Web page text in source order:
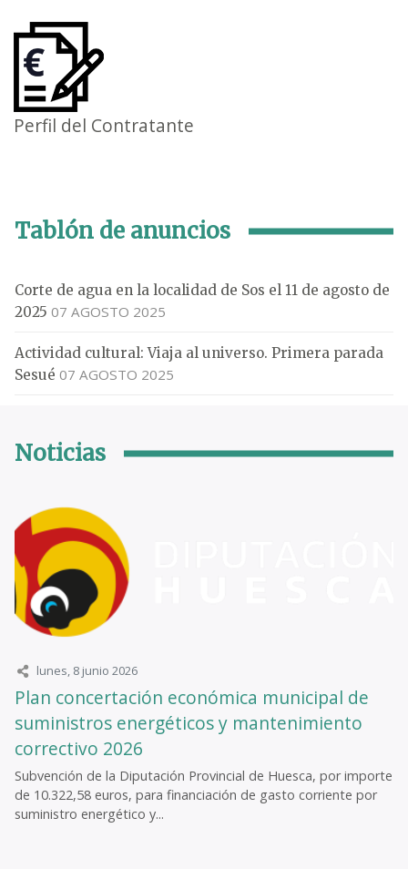
Perfil del Contratante
Tablón de anuncios
Corte de agua en la localidad de Sos el 11 de agosto de
2025 07 AGOSTO 2025
Actividad cultural: Viaja al universo. Primera parada
Sesué 07 AGOSTO 2025
Noticias
lunes, 8 junio 2026
Plan concertación económica municipal de
suministros energéticos y mantenimiento
correctivo 2026
Subvención de la Diputación Provincial de Huesca, por importe
de 10.322,58 euros, para financiación de gasto corriente por
suministro energético y...